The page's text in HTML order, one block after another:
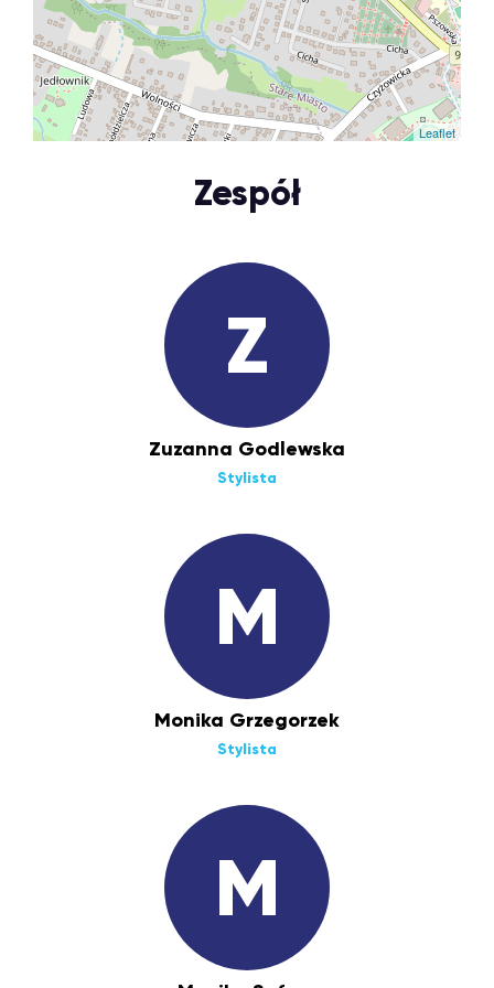
Leaflet
Zespół
Z
Zuzanna Godlewska
Stylista
M
Monika Grzegorzek
Stylista
M